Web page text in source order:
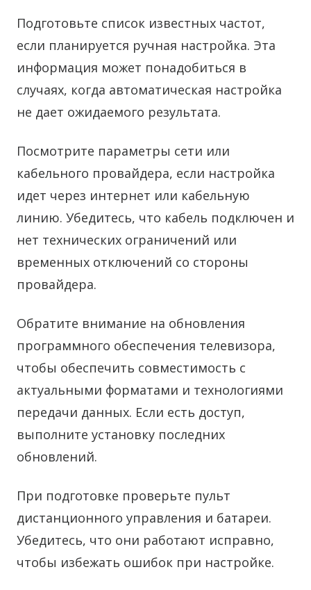
Подготовьте список известных частот,
если планируется ручная настройка. Эта
информация может понадобиться в
случаях, когда автоматическая настройка
не дает ожидаемого результата.
Посмотрите параметры сети или
кабельного провайдера, если настройка
идет через интернет или кабельную
линию. Убедитесь, что кабель подключен и
нет технических ограничений или
временных отключений со стороны
провайдера.
Обратите внимание на обновления
программного обеспечения телевизора,
чтобы обеспечить совместимость с
актуальными форматами и технологиями
передачи данных. Если есть доступ,
выполните установку последних
обновлений.
При подготовке проверьте пульт
дистанционного управления и батареи.
Убедитесь, что они работают исправно,
чтобы избежать ошибок при настройке.